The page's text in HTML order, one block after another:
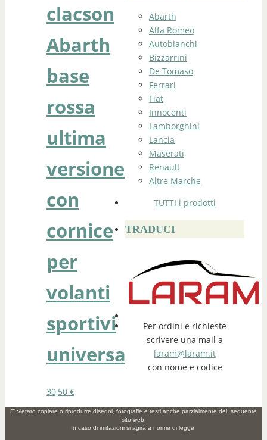
clacson
Abarth
base
rossa
ultima
versione
con
cornice
per
volanti
sportivi
universali
30,50 €
Abarth
Alfa Romeo
Autobianchi
Bizzarrini
De Tomaso
Ferrari
Fiat
Innocenti
Lamborghini
Lancia
Maserati
Renault
Altre Marche
TUTTI i prodotti
TRADUCI
Per ordini e richieste
scrivere una mail a
laram@laram.it
con nome e codice
E' vietato copiare o riprodurre disegni, fotografie e testi anche parzialmente del seguente
sito web.
In caso di imitazioni si agirà a norme di legge.